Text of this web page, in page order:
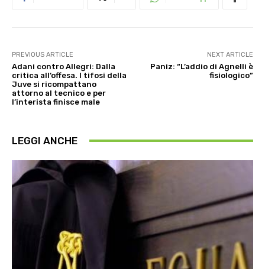
PREVIOUS ARTICLE
Adani contro Allegri: Dalla
critica all’offesa. I tifosi della
Juve si ricompattano
attorno al tecnico e per
l’interista finisce male
NEXT ARTICLE
Paniz: “L’addio di Agnelli è
fisiologico”
LEGGI ANCHE